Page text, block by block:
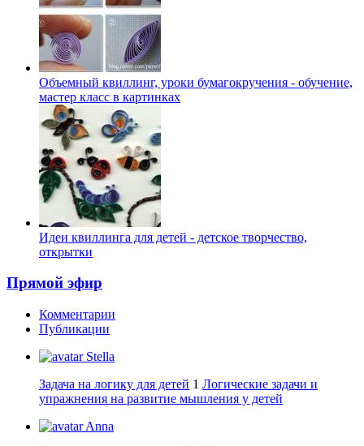
Объемный квиллинг, уроки бумагокручения - обучение,
мастер класс в картинках
Идеи квиллинга для детей - детское творчество,
открытки
Прямой эфир
Комментарии
Публикации
Stella
Задача на логику для детей 1 Логические задачи и
упражнения на развитие мышления у детей
Anna